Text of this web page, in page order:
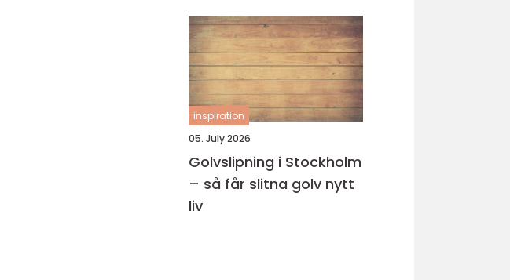
Gotland
inspiration
05. July 2026
Golvslipning i Stockholm
– så får slitna golv nytt
liv